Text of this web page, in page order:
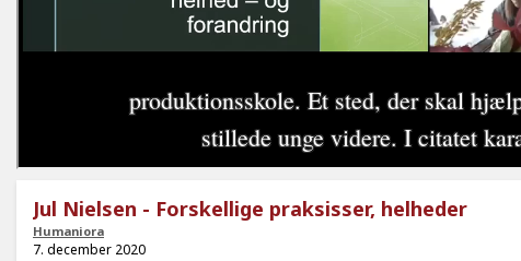
Jul Nielsen - Forskellige praksisser, helheder
Humaniora
7. december 2020